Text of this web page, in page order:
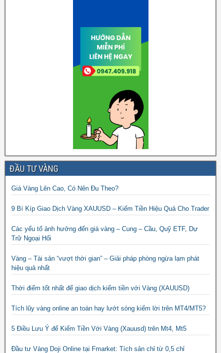
ĐẦU TƯ VÀNG
Giá Vàng Lên Cao, Có Nên Đu Theo?
9 Bí Kíp Giao Dịch Vàng XAUUSD – Kiếm Tiền Hiệu Quả Cho Trader
Các yếu tố ảnh hưởng đến giá vàng – Cung – Cầu, Quỹ ETF, Dự
Trữ Ngoại Hối
Vàng – Tài sản “vượt thời gian” – Giải pháp phòng ngừa lạm phát
hiệu quả nhất
Thời điểm tốt nhất để giao dịch kiếm tiền với Vàng (XAUUSD)
Tích lũy vàng online an toàn hay lướt sóng kiếm lời trên MT4/MT5?
5 Điều Lưu Ý để Kiếm Tiền Với Vàng (Xauusd) trên Mt4, Mt5
Đầu tư Vàng Doji Online tại Fmarket: Tích sản chỉ từ 0,5 chỉ